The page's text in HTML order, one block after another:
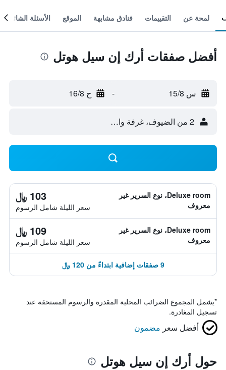
لمحة عن التقييمات فنادق مشابهة الموقع الأسئلة الشائعة
أفضل صفقات أرك إن سيل هوتل
س 15/8 - ح 16/8
2 من الضيوف، غرفة واحدة
Deluxe room، نوع السرير غير
معروف
103 ﷼
سعر الليلة شامل الرسوم
Deluxe room، نوع السرير غير
معروف
109 ﷼
سعر الليلة شامل الرسوم
9 صفقات إضافية ابتداءً من 120 ﷼
*يشمل المجموع الضرائب المحلية المقدرة والرسوم المستحقة عند
تسجيل المغادرة.
أفضل سعر مضمون
حول أرك إن سيل هوتل